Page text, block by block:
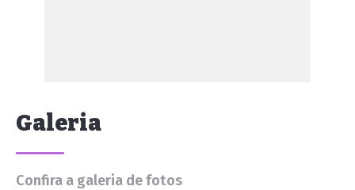
Galeria
Confira a galeria de fotos